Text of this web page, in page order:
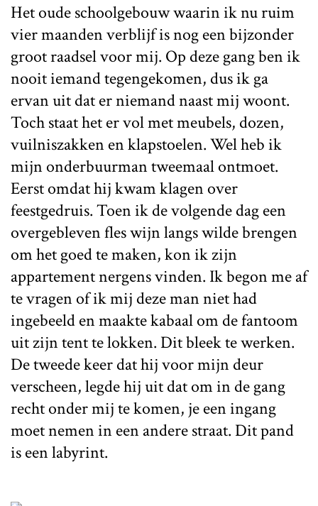
Het oude schoolgebouw waarin ik nu ruim
vier maanden verblijf is nog een bijzonder
groot raadsel voor mij. Op deze gang ben ik
nooit iemand tegengekomen, dus ik ga
ervan uit dat er niemand naast mij woont.
Toch staat het er vol met meubels, dozen,
vuilniszakken en klapstoelen. Wel heb ik
mijn onderbuurman tweemaal ontmoet.
Eerst omdat hij kwam klagen over
feestgedruis. Toen ik de volgende dag een
overgebleven fles wijn langs wilde brengen
om het goed te maken, kon ik zijn
appartement nergens vinden. Ik begon me af
te vragen of ik mij deze man niet had
ingebeeld en maakte kabaal om de fantoom
uit zijn tent te lokken. Dit bleek te werken.
De tweede keer dat hij voor mijn deur
verscheen, legde hij uit dat om in de gang
recht onder mij te komen, je een ingang
moet nemen in een andere straat. Dit pand
is een labyrint.